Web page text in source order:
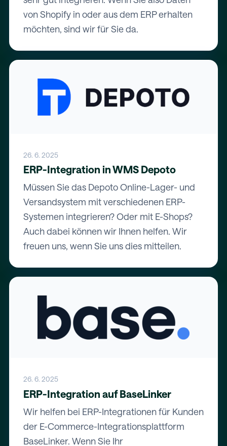
von Shopify in oder aus dem ERP erhalten
möchten, sind wir für Sie da.
26. 6. 2025
ERP-Integration in WMS Depoto
Müssen Sie das Depoto Online-Lager- und
Versandsystem mit verschiedenen ERP-
Systemen integrieren? Oder mit E-Shops?
Auch dabei können wir Ihnen helfen. Wir
freuen uns, wenn Sie uns dies mitteilen.
26. 6. 2025
ERP-Integration auf BaseLinker
Wir helfen bei ERP-Integrationen für Kunden
der E-Commerce-Integrationsplattform
BaseLinker. Wenn Sie Ihr